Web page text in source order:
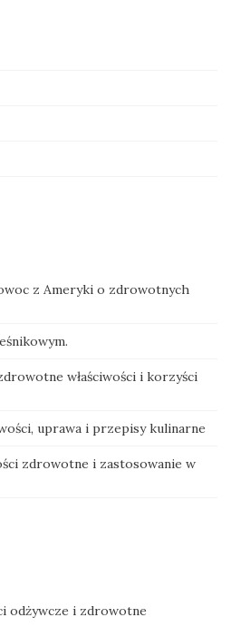
z Ameryki o zdrowotnych
właściwości i korzyści
uprawa i przepisy kulinarne
zdrowotne i zastosowanie w
odżywcze i zdrowotne